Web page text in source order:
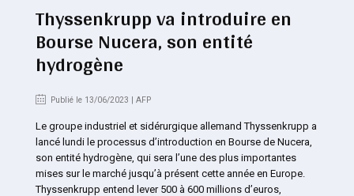
Thyssenkrupp va introduire en
Bourse Nucera, son entité
hydrogène
Publié le 13/06/2023 | AFP
Le groupe industriel et sidérurgique allemand Thyssenkrupp a
lancé lundi le processus d’introduction en Bourse de Nucera,
son entité hydrogène, qui sera l’une des plus importantes
mises sur le marché jusqu’à présent cette année en Europe.
Thyssenkrupp entend lever 500 à 600 millions d’euros,